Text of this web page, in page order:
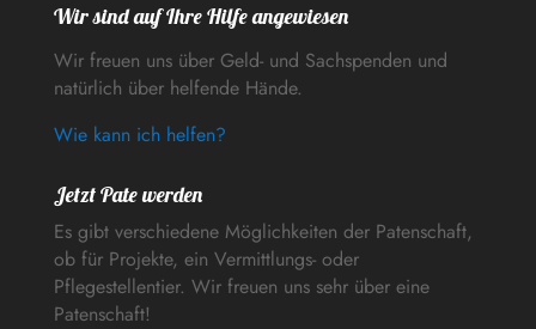
Wir sind auf Ihre Hilfe angewiesen
Wir freuen uns über Geld- und Sachspenden und
natürlich über helfende Hände.
Wie kann ich helfen?
Jetzt Pate werden
Es gibt verschiedene Möglichkeiten der Patenschaft,
ob für Projekte, ein Vermittlungs- oder
Pflegestellentier. Wir freuen uns sehr über eine
Patenschaft!